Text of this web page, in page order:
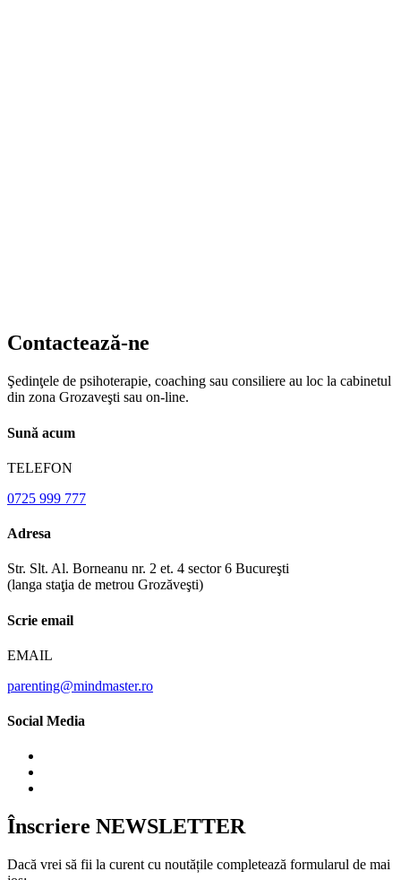
Contactează-ne
Şedinţele de psihoterapie, coaching sau consiliere au loc la cabinetul
din zona Grozaveşti sau on-line.
Sună acum
TELEFON
0725 999 777
Adresa
Str. Slt. Al. Borneanu nr. 2 et. 4 sector 6 Bucureşti
(langa staţia de metrou Grozăveşti)
Scrie email
EMAIL
parenting@mindmaster.ro
Social Media
Înscriere NEWSLETTER
Dacă vrei să fii la curent cu noutățile completează formularul de mai